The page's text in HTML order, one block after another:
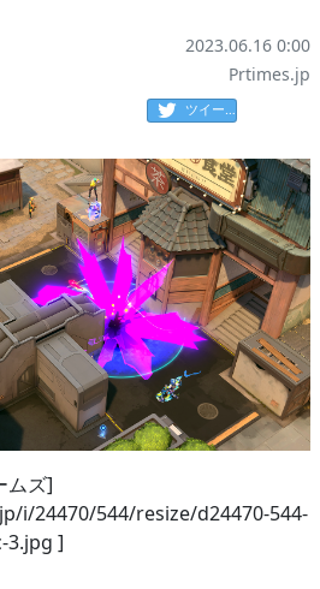
2023.06.16 0:00
Prtimes.jp
ツイート
ムズ]
i/24470/544/resize/d24470-544-
3.jpg ]